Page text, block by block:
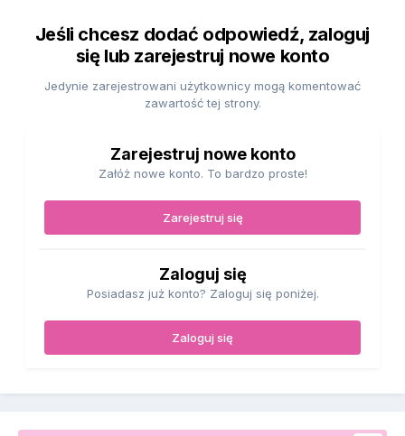
Jeśli chcesz dodać odpowiedź, zaloguj
się lub zarejestruj nowe konto
Jedynie zarejestrowani użytkownicy mogą komentować
zawartość tej strony.
Zarejestruj nowe konto
Załóż nowe konto. To bardzo proste!
Zarejestruj się
Zaloguj się
Posiadasz już konto? Zaloguj się poniżej.
Zaloguj się